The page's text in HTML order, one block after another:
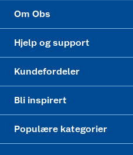
Om Obs
Hjelp og support
Kundefordeler
Bli inspirert
Populære kategorier